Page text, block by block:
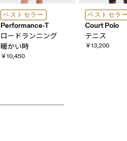
ベストセラー
Performance-T
ロードランニング
暖かい​時
￥10,450
ベストセラ
Court Polo
テニス
￥13,200